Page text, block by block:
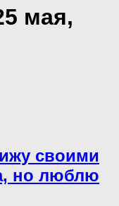
мая,
своими
но люблю